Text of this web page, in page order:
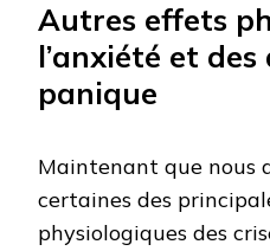
Autres effets
l’anxiété et
panique
Maintenant que nous
certaines des
physiologiques des